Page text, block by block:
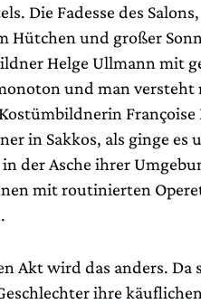
Die Fadesse des
Hütchen und großer
Helge Ullmann mit
und man versteht
in Sakkos, als ginge es
in der Asche ihrer
mit routinierten
Akt wird das anders.
ihre